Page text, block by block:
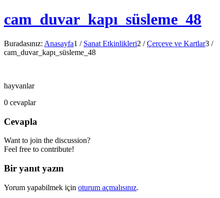
cam_duvar_kapı_süsleme_48
Buradasınız: Anasayfa1 / Sanat Etkinlikleri2 / Çerçeve ve Kartlar3 /
cam_duvar_kapı_süsleme_48
hayvanlar
0 cevaplar
Cevapla
Want to join the discussion?
Feel free to contribute!
Bir yanıt yazın
Yorum yapabilmek için oturum açmalısınız.